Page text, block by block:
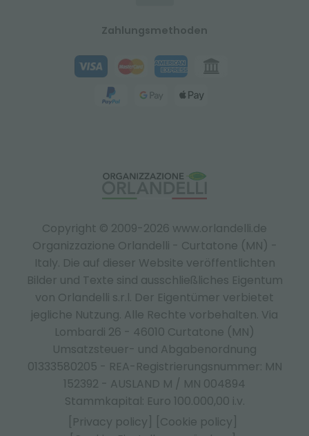
Copyright © 2009-2026 www.orlandelli.de
Organizzazione Orlandelli - Curtatone (MN) -
Italy. Die auf dieser Website veröffentlichten
Bilder und Texte sind ausschließliches Eigentum
von Orlandelli s.r.l. Der Eigentümer verbietet
jegliche Nutzung. Alle Rechte vorbehalten. Via
Lombardi 26 - 46010 Curtatone (MN)
Umsatzsteuer- und Abgabenordnung
01333580205 - REA-Registrierungsnummer: MN
152392 - AUSLAND M / MN 004894
Stammkapital: Euro 100.000,00 i.v.
[Privacy policy]
[Cookie policy]
Zahlungsmethoden